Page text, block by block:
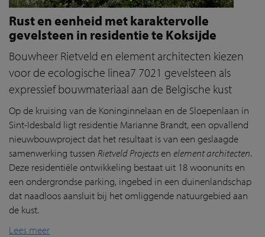
Rust en eenheid met karaktervolle
gevelsteen in residentie te Koksijde
Bouwheer Rietveld en element architecten kiezen
voor de ecologische linea7 7021 gevelsteen als
expressief bouwmateriaal aan de Belgische kust
Op de kruising van de Koninginnelaan en de Sloepenlaan in
Sint-Idesbald ligt residentie Marianne Brandt, een opvallend
nieuwbouwproject dat het resultaat is van een geslaagde
samenwerking tussen Rietveld Projectsen element architecten.
Deze residentiële ontwikkeling bestaat uit 18 woonunits en
een ondergrondse parking, ingebed in een duinenlandschap
dat naadloos aansluit bij het omliggende natuurgebied aan
de kust.
Lees meer